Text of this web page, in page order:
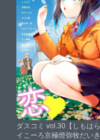
ダスコミ vol.30【しもは
イこーろ京極燈弥牧だいき